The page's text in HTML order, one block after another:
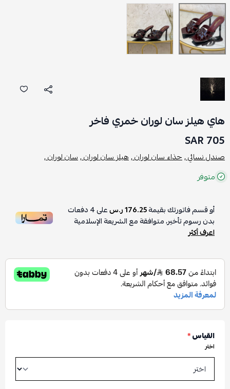
هاي هيلز سان لوران خمري فاخر
705 SAR
صندل نسائي ,حذاء سان لوران ,هيلز سان لوران ,سان لوران ,
متوفر
أو قسم فاتورتك بقيمة176.25 ر.س على4دفعات
بدون رسوم تأخير، متوافقة مع الشريعة الإسلامية
اعرف أكثر
القياس*
اختر